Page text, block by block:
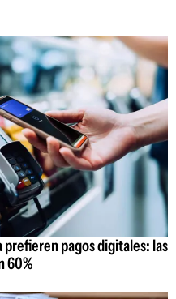
prefieren pagos digitales: las
60%